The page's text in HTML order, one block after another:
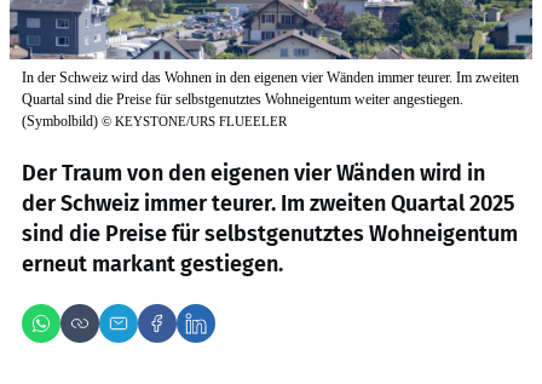
In der Schweiz wird das Wohnen in den eigenen vier Wänden immer teurer. Im zweiten
Quartal sind die Preise für selbstgenutztes Wohneigentum weiter angestiegen.
(Symbolbild) © KEYSTONE/URS FLUEELER
Der Traum von den eigenen vier Wänden wird in
der Schweiz immer teurer. Im zweiten Quartal 2025
sind die Preise für selbstgenutztes Wohneigentum
erneut markant gestiegen.